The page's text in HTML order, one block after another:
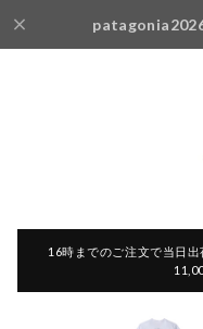
16時までのご注文で当日